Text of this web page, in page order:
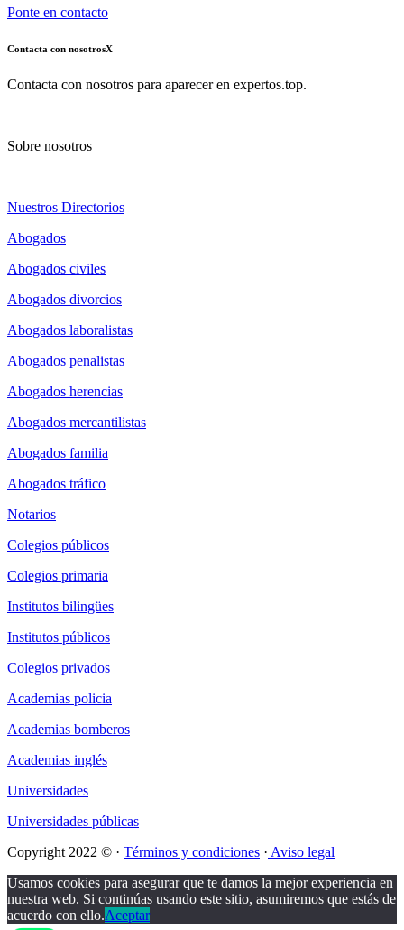
Ponte en contacto
Contacta con nosotrosX
Contacta con nosotros para aparecer en expertos.top.
Sobre nosotros
Nuestros Directorios
Abogados
Abogados civiles
Abogados divorcios
Abogados laboralistas
Abogados penalistas
Abogados herencias
Abogados mercantilistas
Abogados familia
Abogados tráfico
Notarios
Colegios públicos
Colegios primaria
Institutos bilingües
Institutos públicos
Colegios privados
Academias policia
Academias bomberos
Academias inglés
Universidades
Universidades públicas
Copyright 2022 © · Términos y condiciones · Aviso legal
Usamos cookies para asegurar que te damos la mejor experiencia en
nuestra web. Si continúas usando este sitio, asumiremos que estás de
acuerdo con ello.Aceptar